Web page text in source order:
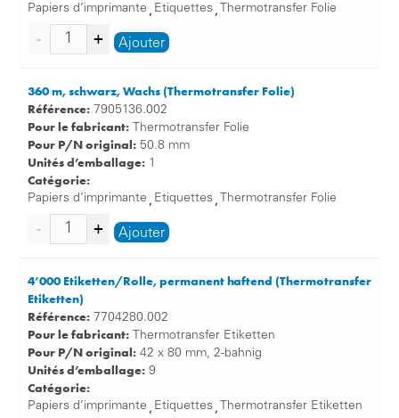
Papiers d’imprimante , Etiquettes , Thermotransfer Folie
Ajouter
360 m, schwarz, Wachs (Thermotransfer Folie)
Référence: 7905136.002
Pour le fabricant: Thermotransfer Folie
Pour P/N original: 50.8 mm
Unités d’emballage: 1
Catégorie:
Papiers d’imprimante , Etiquettes , Thermotransfer Folie
Ajouter
4’000 Etiketten/Rolle, permanent haftend (Thermotransfer
Etiketten)
Référence: 7704280.002
Pour le fabricant: Thermotransfer Etiketten
Pour P/N original: 42 x 80 mm, 2-bahnig
Unités d’emballage: 9
Catégorie:
Papiers d’imprimante , Etiquettes , Thermotransfer Etiketten